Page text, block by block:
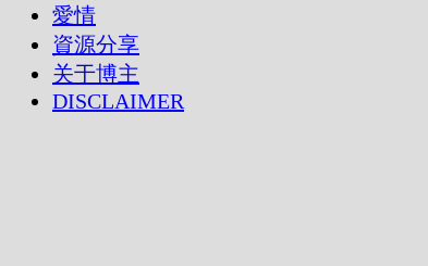
愛情
資源分享
关于博主
DISCLAIMER